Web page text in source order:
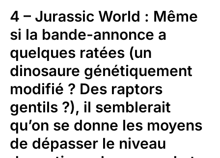
4 – Jurassic World : Même
si la bande-annonce a
quelques ratées (un
dinosaure génétiquement
modifié ? Des raptors
gentils ?), il semblerait
qu’on se donne les moyens
de dépasser le niveau